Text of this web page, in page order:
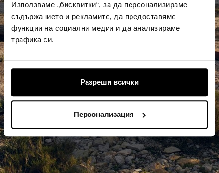
Използваме „бисквитки“, за да персонализираме
съдържанието и рекламите, да предоставяме
функции на социални медии и да анализираме
трафика си.
Разреши всички
Персонализация